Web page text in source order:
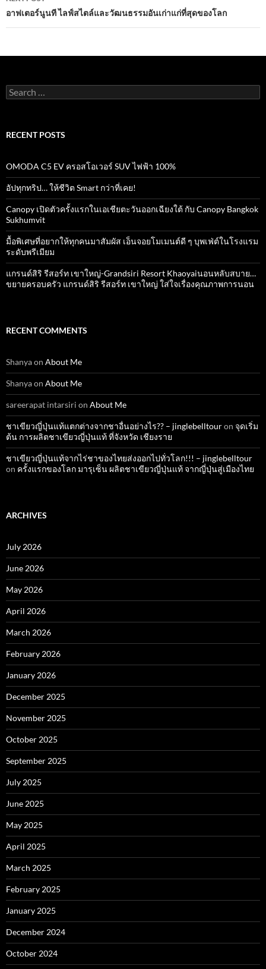
อาฟเตอร์นูนที ไลฟ์สไตล์และวัฒนธรรมอันเก่าแก่ที่สุดของโลก
Search
for:
RECENT POSTS
OMODA C5 EV ครอสโอเวอร์ SUV ไฟฟ้า 100%
อัปทุกทริป… ให้ชีวิต Smart กว่าที่เคย!
Canopy เปิดตัวครั้งแรกในเอเชียตะวันออกเฉียงใต้ กับ Canopy Bangkok
Sukhumvit
มื้อพิเศษที่อยากให้ทุกคนมาสัมผัส เอ็นจอยโมเมนต์ดี ๆ บุพเฟ่ต์ในโรงแรม
ระดับพรีเมียม
แกรนด์สิริ​ รีสอร์ท​ เขาใหญ่​-Grandsiri​ Resort​ Khaoyaiนอนหลับสบาย…
ขยายครอบครัว แกรนด์สิริ รีสอร์ท เขาใหญ่ ใส่ใจเรื่องคุณภาพการนอน
RECENT COMMENTS
Shanyaon About Me
Shanyaon About Me
sareerapat intarsiri on About Me
ชาเขียวญี่ปุ่นแท้แตกต่างจากชาอื่นอย่างไร?? – jinglebelltouron จุดเริ่ม
ต้น การผลิตชาเขียวญี่ปุ่นแท้ ที่จังหวัด เชียงราย
ชาเขียวญี่ปุ่นแท้จากไร่ชาของไทยส่งออกไปทั่วโลก!!! – jinglebelltour
on ครั้งแรกของโลก มารุเซ็น ผลิตชาเขียวญี่ปุ่นแท้ จากญี่ปุ่นสู่เมืองไทย
ARCHIVES
July 2026
June 2026
May 2026
April 2026
March 2026
February 2026
January 2026
December 2025
November 2025
October 2025
September 2025
July 2025
June 2025
May 2025
April 2025
March 2025
February 2025
January 2025
December 2024
October 2024